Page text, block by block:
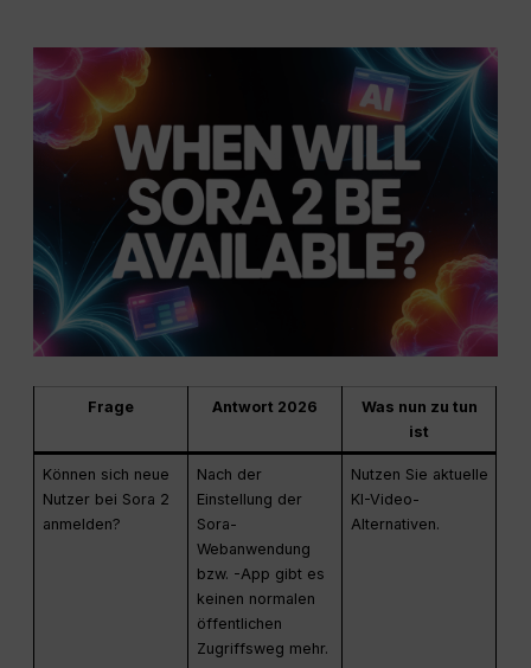
Frage Antwort 2026
Was nun zu tun
ist
Können sich neue
Nutzer bei Sora 2
anmelden?
Nach der
Einstellung der
Sora-
Webanwendung
bzw. -App gibt es
keinen normalen
öffentlichen
Zugriffsweg mehr.
Nutzen Sie aktuelle
KI-Video-
Alternativen.